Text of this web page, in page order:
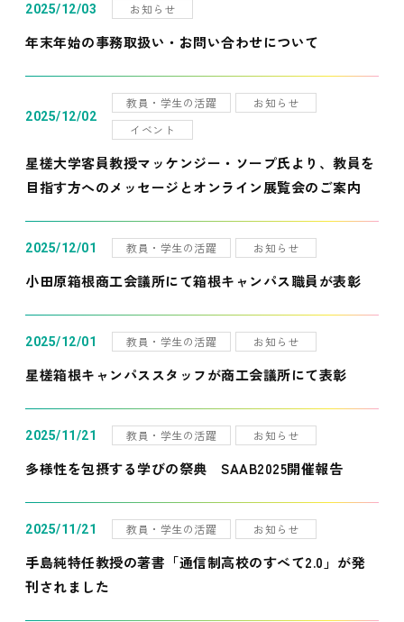
2025/12/03 お知らせ
年末年始の事務取扱い・お問い合わせについて
2025/12/02
教員・学生の活躍
お知らせ
イベント
星槎大学客員教授マッケンジー・ソープ氏より、教員を
目指す方へのメッセージとオンライン展覧会のご案内
2025/12/01 教員・学生の活躍 お知らせ
小田原箱根商工会議所にて箱根キャンパス職員が表彰
2025/12/01 教員・学生の活躍 お知らせ
星槎箱根キャンパススタッフが商工会議所にて表彰
2025/11/21 教員・学生の活躍 お知らせ
多様性を包摂する学びの祭典 SAAB2025開催報告
2025/11/21 教員・学生の活躍 お知らせ
手島純特任教授の著書「通信制高校のすべて2.0」が発
刊されました